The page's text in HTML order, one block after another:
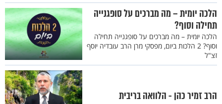
הלכה יומית – מה מברכים על סופגנייה
תחילה וסוף?
הלכה יומית – מה מברכים על סופגנייה תחילה
וסוף? 2 הלכות ביום, מפסקי מרן הרב עובדיה יוסף
זצ"ל
הרב זמיר כהן - הלוואה בריבית